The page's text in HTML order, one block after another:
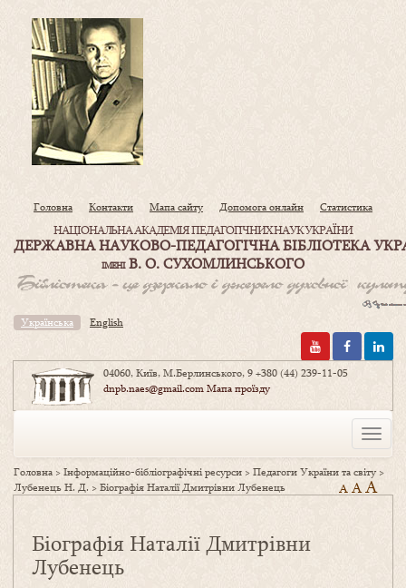
Головна Контакти Мапа сайту Допомога онлайн Статистика
НАЦІОНАЛЬНА АКАДЕМІЯ ПЕДАГОГІЧНИХ НАУК УКРАЇНИ
ДЕРЖАВНА НАУКОВО-ПЕДАГОГІЧНА БІБЛІОТЕКА
ІМЕНІВ. О. СУХОМЛИНСЬКОГО
Українська English
04060, Київ, М.Берлинського, 9+380 (44) 239-11-05
dnpb.naes@gmail.comМапа проїзду
Toggle
Головна >Інформаційно-бібліографічні ресурси >Педагоги України та світу>
Лубенець Н. Д. >Біографія Наталії Дмитрівни Лубенець A AA
Біографія Наталії Дмитрівни
Лубенець